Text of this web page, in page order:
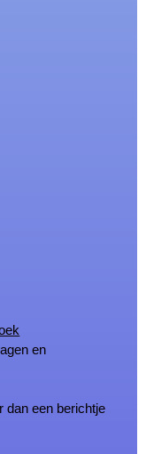
en
dan een berichtje